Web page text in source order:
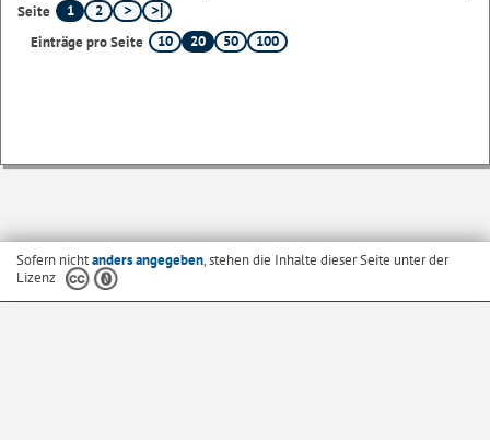
Seite 1
2
Einträge pro Seite
10 20 50 100
Sofern nichtanders angegeben, stehen die Inhalte dieser Seite unter der
Lizenz